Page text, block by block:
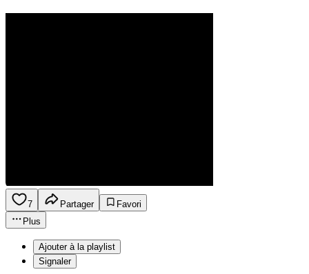
7 Partager
Favori
Plus
Ajouter à la playlist
Signaler